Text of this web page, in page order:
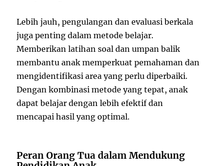
Lebih jauh, pengulangan dan evaluasi berkala
juga penting dalam metode belajar.
Memberikan latihan soal dan umpan balik
membantu anak memperkuat pemahaman dan
mengidentifikasi area yang perlu diperbaiki.
Dengan kombinasi metode yang tepat, anak
dapat belajar dengan lebih efektif dan
mencapai hasil yang optimal.
Peran Orang Tua dalam Mendukung